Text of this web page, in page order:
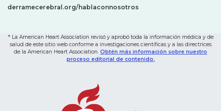
derramecerebral.org/hablaconnosotros
* La American Heart Association revisó y aprobó toda la información médica y de
salud de este sitio web conforme a investigaciones científicas y a las directrices
de la American Heart Association. Obtén más información sobre nuestro
proceso editorial de contenido.